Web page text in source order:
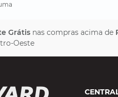
Grátis nas compras acima de
Oeste